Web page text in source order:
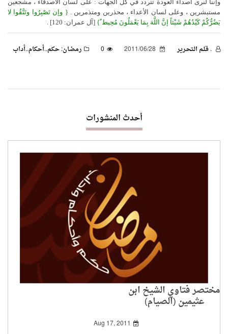
وإننا لنرى أصداء العودة تتردد في كل الجهات : على لسان الأصدقاء ، مشجعين
مستبشرين ، وعلى لسان الأعداء ، محذرين ومتذمرين . { وإن تَصْبِرُوا وتَتَّقُوا لا
يَضُرُّكُمْ كَيْدُهُمْ شَيْئاً إنَّ اللَّهَ بِمَا يَعْمَلُونَ مُحِيط ٌ} [آل عمران: 120]
. قـلـم الـتحـرير 0 رمضان: حكم..أحكام..أداب
أحدث المنشورات
مختصر فتاوي الشيخ ابن
عثيمين (الصيام)
Aug 17, 2011